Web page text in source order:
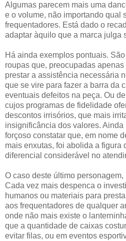
Algumas parecem mais uma
e o volume, não importando qual
frequentadores. Está dado o
adaptar àquilo que a marca julga
Há ainda exemplos pontuais.
roupas que, preocupadas
prestar a assistência necessária
que se vire para fazer a barra da
eventuais defeitos na peça. Ou
cujos programas de fidelidade
descontos irrisórios, que mais
insignificância dos valores.
forçoso constatar que, em nome
mais enxutas, foi abolida a figura
diferencial considerável no
O caso deste último
Cada vez mais despenca o
humanos ou materiais para
aos frequentadores de qualquer
onde não mais existe o
que a quantidade de caixas
evitar filas, ou em eventos